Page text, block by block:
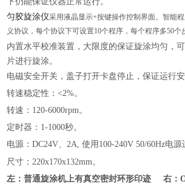
匀胶旋涂仪采用液晶显示+按键操作控制界面。智能
义协议，每个协议下可设置10个程序，每个程序多50个
内置水平校准装置，大限度的保证旋涂均匀，
片进行旋涂。
电磁安全开关，盖子打开卡盘停止，保证运行安
转速稳定性 ：<2%。
转速 ： 120-6000rpm。
定时器 ： 1-1000秒。
电源 ：DC24V、2A, 使用100-240V 50/60Hz电源
尺寸 ： 220x170x132mm。
左：普通旋涂机上有真空密封环形印迹 右：